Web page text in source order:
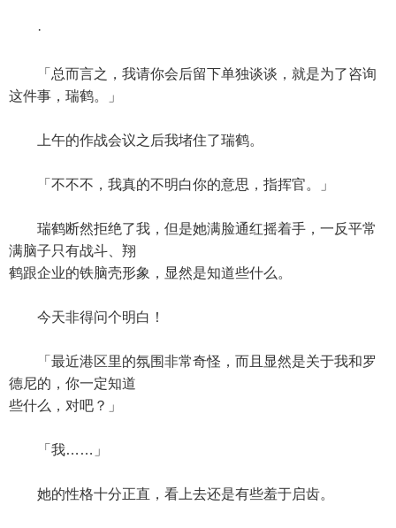
·
「总而言之，我请你会后留下单独谈谈，就是为了咨询
这件事，瑞鹤。」
上午的作战会议之后我堵住了瑞鹤。
「不不不，我真的不明白你的意思，指挥官。」
瑞鹤断然拒绝了我，但是她满脸通红摇着手，一反平常
满脑子只有战斗、翔
鹤跟企业的铁脑壳形象，显然是知道些什么。
今天非得问个明白！
「最近港区里的氛围非常奇怪，而且显然是关于我和罗
德尼的，你一定知道
些什么，对吧？」
「我……」
她的性格十分正直，看上去还是有些羞于启齿。